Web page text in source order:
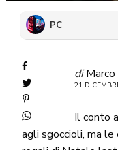
PC
di
21
Il conto
agli sgoccioli, ma